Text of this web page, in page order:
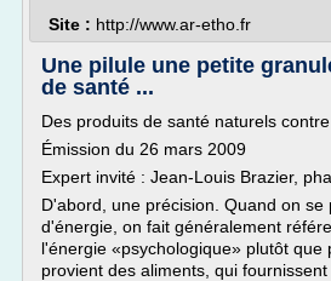
Site : http://www.ar-etho.fr
Une pilule une petite
de santé ...
Des produits de santé naturels
Émission du 26 mars 2009
Expert invité : Jean-Louis Brazier,
D'abord, une précision. Quand on se
d'énergie, on fait généralement
l'énergie «psychologique» plutôt que
provient des aliments, qui